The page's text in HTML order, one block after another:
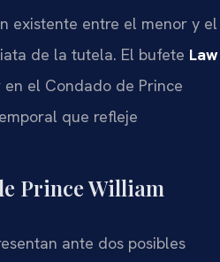
existente entre el menor y el
de la tutela. El bufete Law
el Condado de Prince
que refleje
Prince William
ante dos posibles